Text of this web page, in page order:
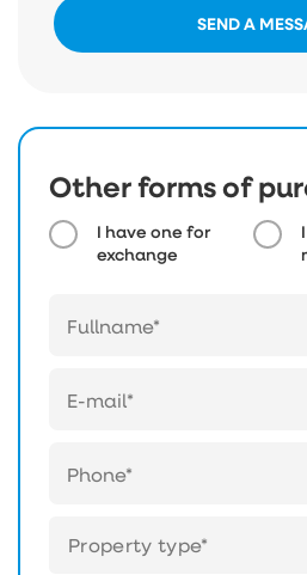
SEND A
Other forms of
I have one for
exchange
Property type*